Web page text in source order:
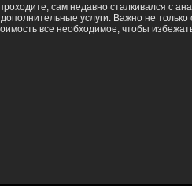
сам недавно сталкивался с
услуги. Важно не
все необходимое, чтобы